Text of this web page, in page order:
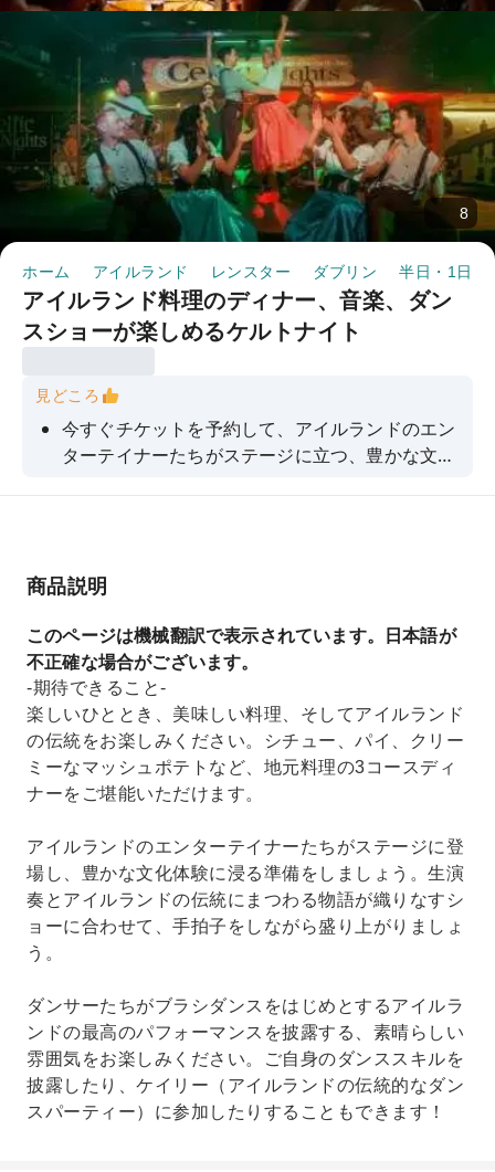
8
ホーム アイルランド レンスター ダブリン 半日・1日ツ
アイルランド料理のディナー、音楽、ダン
スショーが楽しめるケルトナイト
見どころ
今すぐチケットを予約して、アイルランドのエン
ターテイナーたちがステージに立つ、豊かな文化
商品説明
このページは機械翻訳で表示されています。日本語が
不正確な場合がございます。
-期待できること-
楽しいひととき、美味しい料理、そしてアイルランド
の伝統をお楽しみください。シチュー、パイ、クリー
ミーなマッシュポテトなど、地元料理の3コースディ
ナーをご堪能いただけます。
アイルランドのエンターテイナーたちがステージに登
場し、豊かな文化体験に浸る準備をしましょう。生演
奏とアイルランドの伝統にまつわる物語が織りなすシ
ョーに合わせて、手拍子をしながら盛り上がりましょ
う。
ダンサーたちがブラシダンスをはじめとするアイルラ
ンドの最高のパフォーマンスを披露する、素晴らしい
雰囲気をお楽しみください。ご自身のダンススキルを
披露したり、ケイリー（アイルランドの伝統的なダン
スパーティー）に参加したりすることもできます！